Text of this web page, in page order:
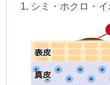
シミ・ホクロ・イ